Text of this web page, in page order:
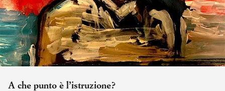
A che punto è l’istruzione?